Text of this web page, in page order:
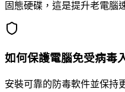
固態硬碟，這是提升老電腦
如何保護電腦免受病毒
安裝可靠的防毒軟件並保持